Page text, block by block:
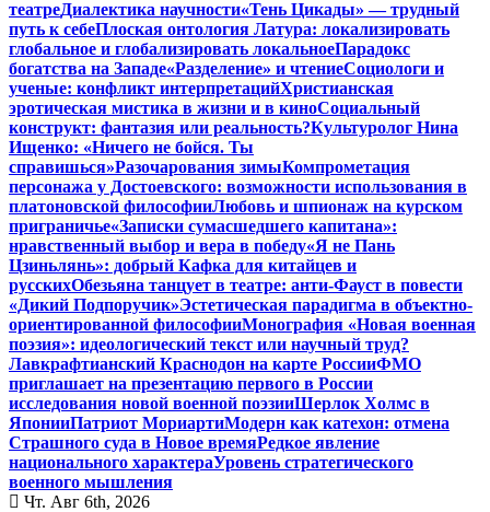
театреДиалектика научности«Тень Цикады» — трудный
путь к себеПлоская онтология Латура: локализировать
глобальное и глобализировать локальноеПарадокс
богатства на Западе«Разделение» и чтениеСоциологи и
ученые: конфликт интерпретацийХристианская
эротическая мистика в жизни и в киноСоциальный
конструкт: фантазия или реальность?Культуролог Нина
Ищенко: «Ничего не бойся. Ты
справишься»Разочарования зимыКомпрометация
персонажа у Достоевского: возможности использования в
платоновской философииЛюбовь и шпионаж на курском
приграничье«Записки сумасшедшего капитана»:
нравственный выбор и вера в победу«Я не Пань
Цзиньлянь»: добрый Кафка для китайцев и
русскихОбезьяна танцует в театре: анти-Фауст в повести
«Дикий Подпоручик»Эстетическая парадигма в объектно-
ориентированной философииМонография «Новая военная
поэзия»: идеологический текст или научный труд?
Лавкрафтианский Краснодон на карте РоссииФМО
приглашает на презентацию первого в России
исследования новой военной поэзииШерлок Холмс в
ЯпонииПатриот МориартиМодерн как катехон: отмена
Страшного суда в Новое времяРедкое явление
национального характераУровень стратегического
военного мышления
Чт. Авг 6th, 2026